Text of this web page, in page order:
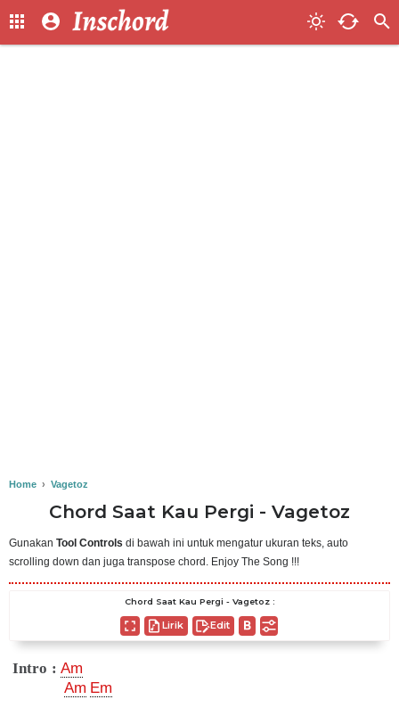
Home › Vagetoz
Chord Saat Kau Pergi - Vagetoz
Gunakan Tool Controls di bawah ini untuk mengatur ukuran teks, auto
scrolling down dan juga transpose chord. Enjoy The Song !!!
Chord Saat Kau Pergi - Vagetoz :
Lirik Edit
Intro : Am
Am Em